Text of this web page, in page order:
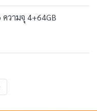
วามจุ 4+64GB